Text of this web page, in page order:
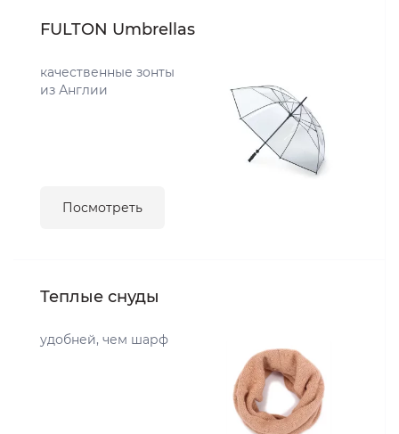
FULTON Umbrellas
качественные зонты
из Англии
Посмотреть
Теплые снуды
удобней, чем шарф